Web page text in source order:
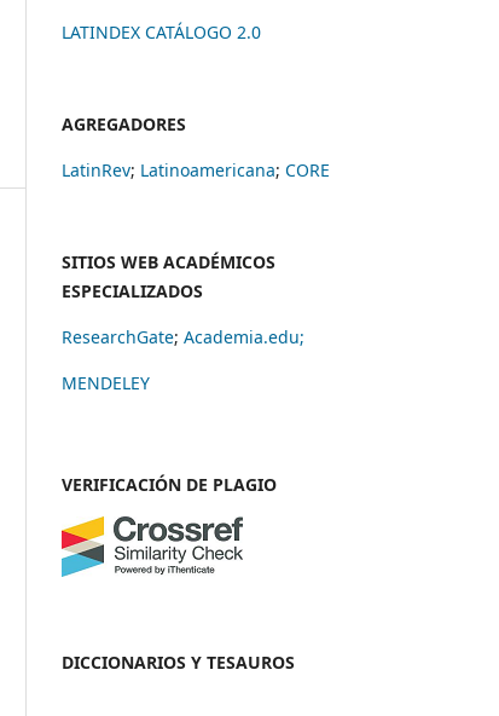
LATINDEX CATÁLOGO 2.0
AGREGADORES
LatinRev; Latinoamericana; CORE
SITIOS WEB ACADÉMICOS
ESPECIALIZADOS
ResearchGate; Academia.edu;
MENDELEY
VERIFICACIÓN DE PLAGIO
DICCIONARIOS Y TESAUROS